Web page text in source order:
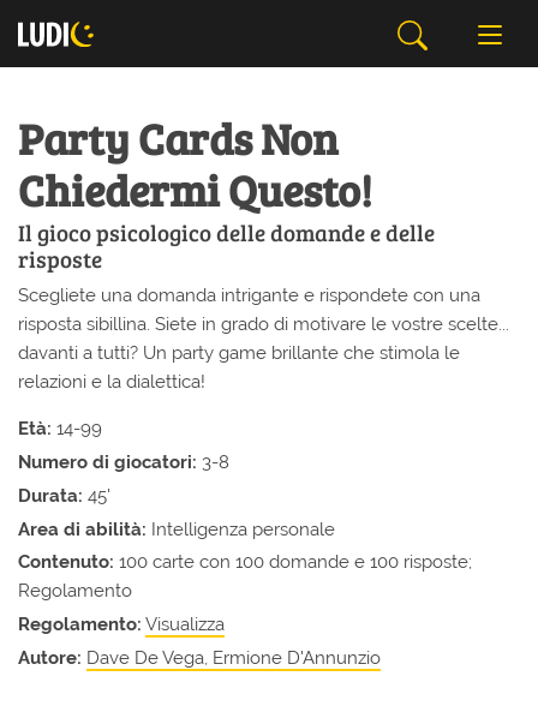
Party Cards Non
Chiedermi Questo!
Il gioco psicologico delle domande e delle
risposte
Scegliete una domanda intrigante e rispondete con una
risposta sibillina. Siete in grado di motivare le vostre scelte...
davanti a tutti? Un party game brillante che stimola le
relazioni e la dialettica!
Età: 14-99
Numero di giocatori: 3-8
Durata: 45'
Area di abilità: Intelligenza personale
Contenuto: 100 carte con 100 domande e 100 risposte;
Regolamento
Regolamento: Visualizza
Autore: Dave De Vega, Ermione D'Annunzio